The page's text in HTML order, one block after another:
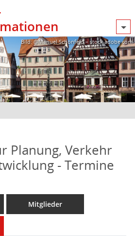
Bild: @Manuel Schönfeld – stock.adobe.com
Planung, Verkehr
- Termine
Mitglieder